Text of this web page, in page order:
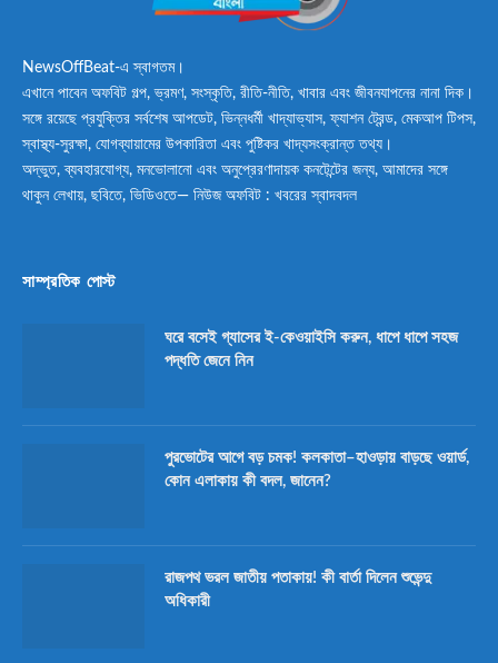
NewsOffBeat-এ স্বাগতম।
এখানে পাবেন অফবিট গল্প, ভ্রমণ, সংস্কৃতি, রীতি-নীতি, খাবার এবং জীবনযাপনের নানা দিক।
সঙ্গে রয়েছে প্রযুক্তির সর্বশেষ আপডেট, ভিন্নধর্মী খাদ্যাভ্যাস, ফ্যাশন ট্রেন্ড, মেকআপ টিপস,
স্বাস্থ্য-সুরক্ষা, যোগব্যায়ামের উপকারিতা এবং পুষ্টিকর খাদ্যসংক্রান্ত তথ্য।
অদ্ভুত, ব্যবহারযোগ্য, মনভোলানো এবং অনুপ্রেরণাদায়ক কনটেন্টের জন্য, আমাদের সঙ্গে
থাকুন লেখায়, ছবিতে, ভিডিওতে— নিউজ অফবিট : খবরের স্বাদবদল
সাম্প্রতিক পোস্ট
ঘরে বসেই গ্যাসের ই-কেওয়াইসি করুন, ধাপে ধাপে সহজ
পদ্ধতি জেনে নিন
পুরভোটের আগে বড় চমক! কলকাতা–হাওড়ায় বাড়ছে ওয়ার্ড,
কোন এলাকায় কী বদল, জানেন?
রাজপথ ভরল জাতীয় পতাকায়! কী বার্তা দিলেন শুভেন্দু
অধিকারী